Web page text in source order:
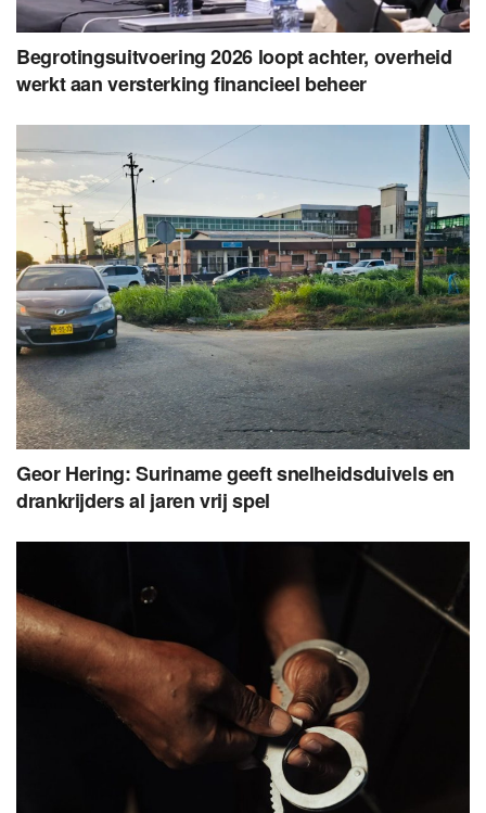
Begrotingsuitvoering 2026 loopt achter, overheid
werkt aan versterking financieel beheer
Geor Hering: Suriname geeft snelheidsduivels en
drankrijders al jaren vrij spel